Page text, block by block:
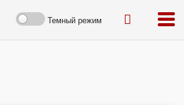
Темный режим